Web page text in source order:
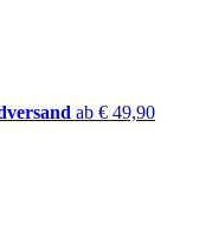
ab € 49,90